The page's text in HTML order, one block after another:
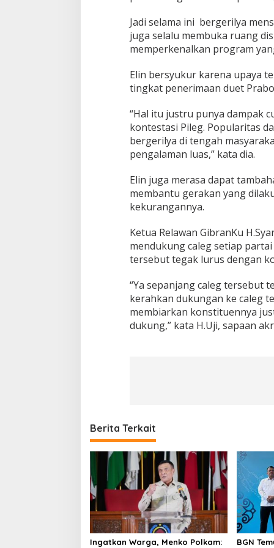
Jadi selama ini bergerilya
juga selalu membuka ruang
memperkenalkan program
Elin bersyukur karena upaya
tingkat penerimaan duet
“Hal itu justru punya dampak
kontestasi Pileg. Popularitas
bergerilya di tengah
pengalaman luas,” kata dia.
Elin juga merasa dapat
membantu gerakan yang
kekurangannya.
Ketua Relawan GibranKu
mendukung caleg setiap
tersebut tegak lurus dengan
“Ya sepanjang caleg tersebut
kerahkan dukungan ke caleg
membiarkan konstituennya
dukung,” kata H.Uji, sapaan
Berita Terkait
Ingatkan Warga, Menko Polkam:
BGN